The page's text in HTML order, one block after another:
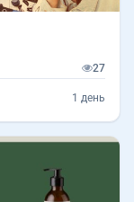
27
1 день